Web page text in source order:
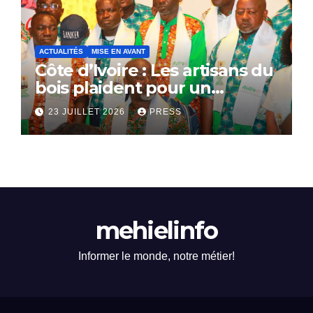
ACTUALITÉS MISE EN AVANT
Côte d’Ivoire : Les artisans du
bois plaident pour un
dialogue national
23 JUILLET 2026 PRESS
mehielinfo
Informer le monde, notre métier!